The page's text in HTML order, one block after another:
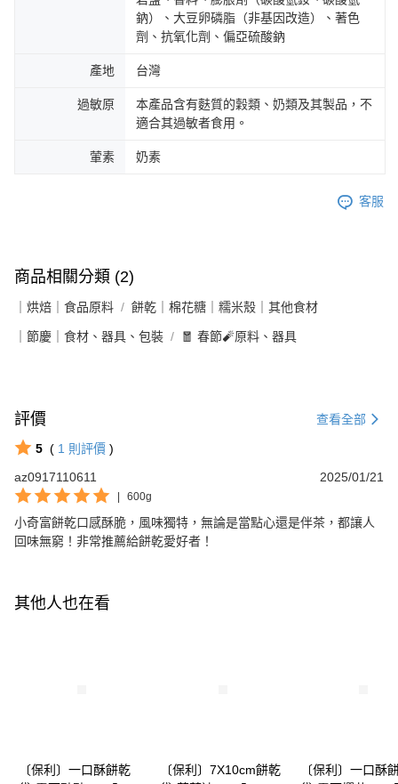
鈉）、大豆卵磷脂（非基因改造）、著色
劑、抗氧化劑、偏亞硫酸鈉
產地 台灣
過敏原
本產品含有麩質的穀類、奶類及其製品，不
適合其過敏者食用。
葷素 奶素
客服
商品相關分類 (2)
｜烘焙｜食品原料 餅乾｜棉花糖｜糯米殼｜其他食材
｜節慶｜食材、器具、包裝 🧧 春節🧨原料、器具
評價 查看全部
5 ( 1 則評價 )
az0917110611
2025/01/21
| 600g
小奇富餅乾口感酥脆，風味獨特，無論是當點心還是伴茶，都讓人
回味無窮！非常推薦給餅乾愛好者！
其他人也在看
〔保利〕一口酥餅乾
〔保利〕7X10cm餅乾
〔保利〕一口酥